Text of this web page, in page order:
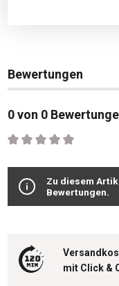
Bewertungen
0 von 0
Durchschnittliche
Zu diesem
Bewertungen.
mit Click &